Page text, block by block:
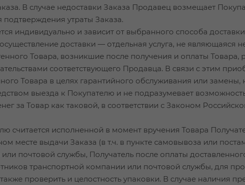
В случае недоставки Заказа Продавец возмещает
утраты Заказа.
индивидуально и зависит от выбранного способа
доставки — отдельная услуга, не являющаяся
Товара, возникшие после получения и оплаты
соответствующего Продавца. В связи с этим
Товара в целях гарантийного обслуживания или замены,
выезда к Покупателю и не подразумевает
за Товар как таковой, в соответствии с Законом
считается исполненной в момент вручения Товара
месте выдачи Заказа (в т.ч. в пункте самовывоза или
почтовой службы, Получатель после оплаты
транспортной компании или почтовой службы, для
проверить и целостность упаковки. В случае наличия